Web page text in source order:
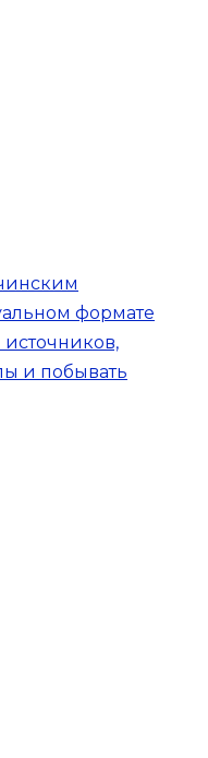
формате
и побывать